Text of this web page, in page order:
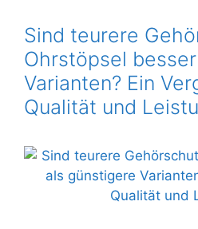
Sind teurere
Ohrstöpsel
Varianten? Ein
Qualität und